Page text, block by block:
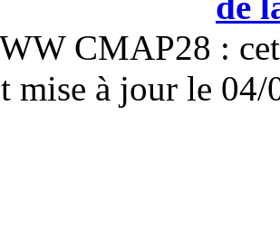
CMAP28 :
mise à jour le